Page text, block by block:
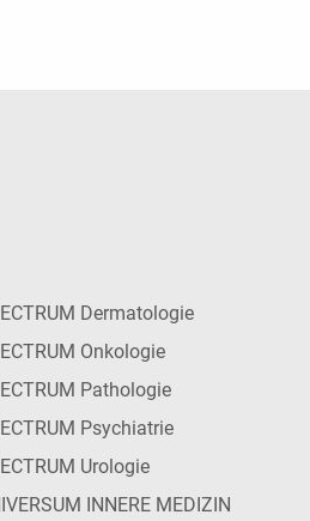
Dermatologie
Onkologie
Pathologie
Psychiatrie
Urologie
INNERE MEDIZIN